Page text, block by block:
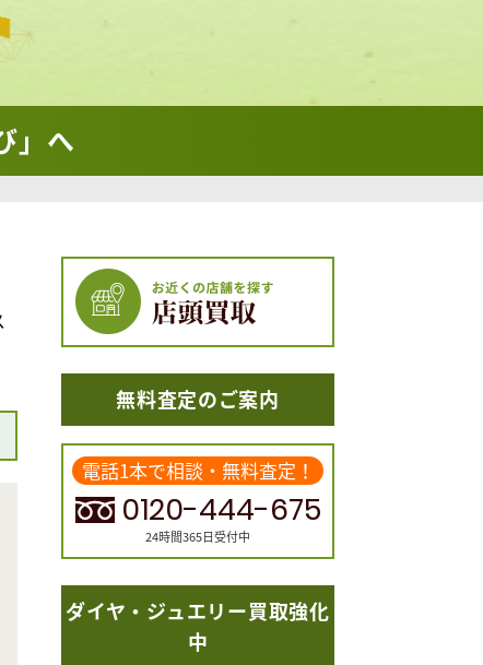
」へ
無料査定のご案内
電話1本で相談・無料査定！
0120-444-675
24時間365日受付中
ダイヤ・ジュエリー買取強化
中